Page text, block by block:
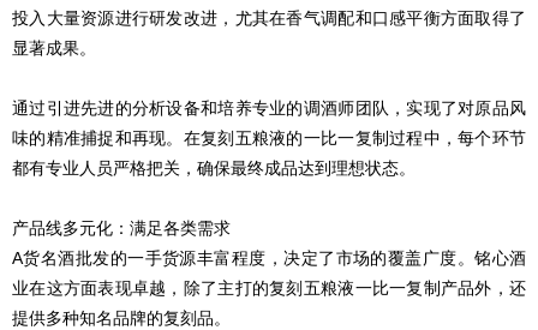
投入大量资源进行研发改进，尤其在香气调配和口感平衡方面取得了
显著成果。
通过引进先进的分析设备和培养专业的调酒师团队，实现了对原品风
味的精准捕捉和再现。在复刻 五粮液的一比一复制过程中，每个环节
都有专业人员严格把关，确保最终成品达到理想状态。
产品线多元化：满足各类需求
A货名酒批发的一手货源丰富程度，决定了市场的覆盖广度。铭心酒
业在这方面表现卓越，除了主打的复刻 五粮液一比一复制产品外，还
提供多种知名品牌的复刻品。